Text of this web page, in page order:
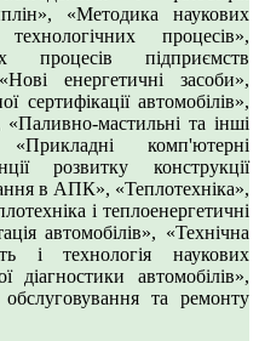
«Методика наукових
процесів»,
процесів підприємств
енергетичні засоби»,
сертифікації автомобілів»,
мастильні та інші
«Прикладні комп'ютерні
розвитку конструкції
в АПК», «Теплотехніка»,
і теплоенергетичні
автомобілів», «Технічна
і технологія наукових
діагностики автомобілів»,
та ремонту